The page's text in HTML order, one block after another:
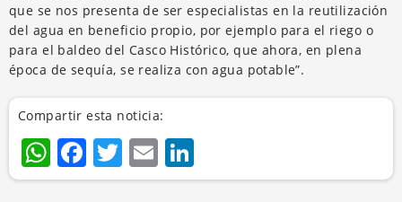
que se nos presenta de ser especialistas en la reutilización
del agua en beneficio propio, por ejemplo para el riego o
para el baldeo del Casco Histórico, que ahora, en plena
época de sequía, se realiza con agua potable”.
Compartir esta noticia:
WhatsApp
Facebook
Twitter
Email